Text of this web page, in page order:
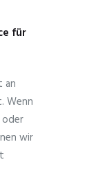
für
an
Wenn
wir